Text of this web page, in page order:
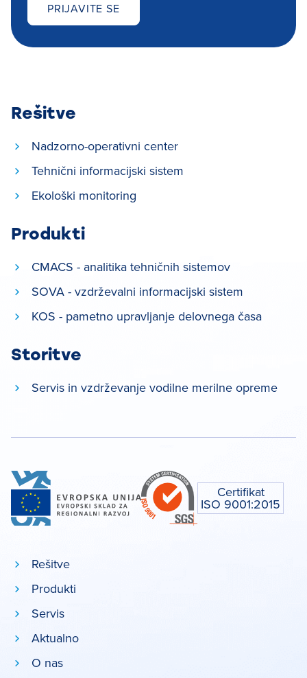
PRIJAVITE SE
Rešitve
Nadzorno-operativni center
Tehnični informacijski sistem
Ekološki monitoring
Produkti
CMACS - analitika tehničnih sistemov
SOVA - vzdrževalni informacijski sistem
KOS - pametno upravljanje delovnega časa
Storitve
Servis in vzdrževanje vodilne merilne opreme
Certifikat
ISO 9001:2015
Rešitve
Produkti
Servis
Aktualno
O nas